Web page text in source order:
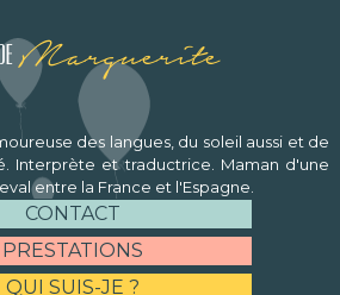
Marguerite
des langues, du soleil aussi et de
Interprète et traductrice. Maman d'une
entre la France et l'Espagne.
CONTACT
PRESTATIONS
QUI SUIS-JE ?